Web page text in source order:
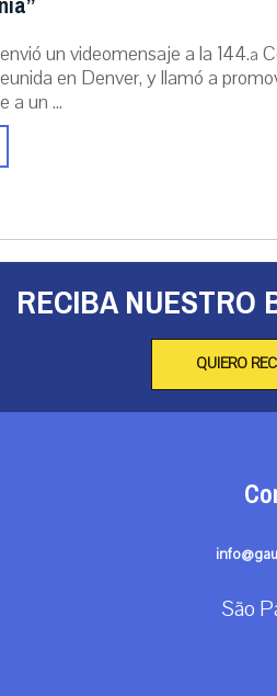
un videomensaje a la 144.ª
en Denver, y llamó a
a un ...
RECIBA NUESTRO
QUIERO
São